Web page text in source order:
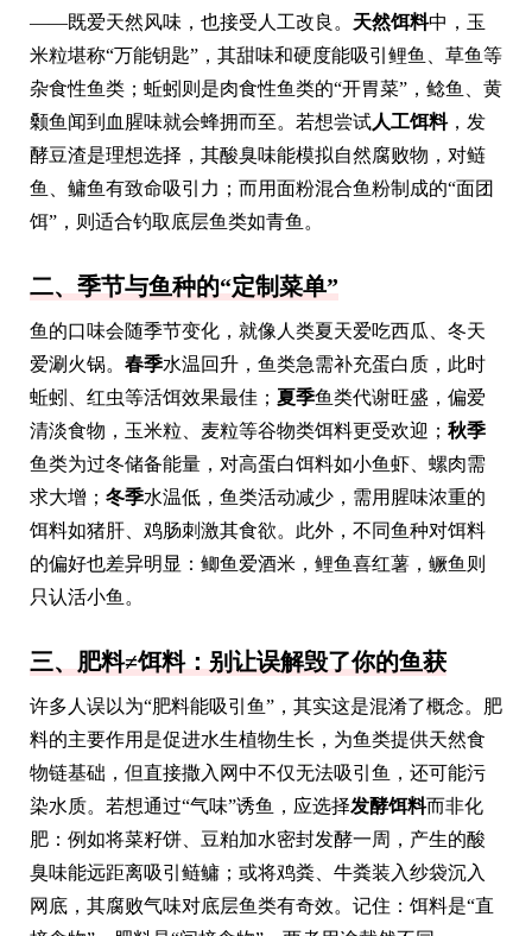
——既爱天然风味，也接受人工改良。 天然饵料中，玉
米粒堪称“万能钥匙”，其甜味和硬度能吸引鲤鱼、草鱼等
杂食性鱼类；蚯蚓则是肉食性鱼类的“开胃菜”，鲶鱼、黄
颡鱼闻到血腥味就会蜂拥而至。若想尝试人工饵料，发
酵豆渣是理想选择，其酸臭味能模拟自然腐败物，对鲢
鱼、鳙鱼有致命吸引力；而用面粉混合鱼粉制成的“面团
饵”，则适合钓取底层鱼类如青鱼。
二、季节与鱼种的“定制菜单”
鱼的口味会随季节变化，就像人类夏天爱吃西瓜、冬天
爱涮火锅。 春季水温回升，鱼类急需补充蛋白质，此时
蚯蚓、红虫等活饵效果最佳； 夏季鱼类代谢旺盛，偏爱
清淡食物，玉米粒、麦粒等谷物类饵料更受欢迎； 秋季
鱼类为过冬储备能量，对高蛋白饵料如小鱼虾、螺肉需
求大增； 冬季水温低，鱼类活动减少，需用腥味浓重的
饵料如猪肝、鸡肠刺激其食欲。此外，不同鱼种对饵料
的偏好也差异明显：鲫鱼爱酒米，鲤鱼喜红薯，鳜鱼则
只认活小鱼。
三、肥料≠饵料：别让误解毁了你的鱼获
许多人误以为“肥料能吸引鱼”，其实这是混淆了概念。肥
料的主要作用是促进水生植物生长，为鱼类提供天然食
物链基础，但直接撒入网中不仅无法吸引鱼，还可能污
染水质。若想通过“气味”诱鱼，应选择发酵饵料而非化
肥：例如将菜籽饼、豆粕加水密封发酵一周，产生的酸
臭味能远距离吸引鲢鳙；或将鸡粪、牛粪装入纱袋沉入
网底，其腐败气味对底层鱼类有奇效。记住：饵料是“直